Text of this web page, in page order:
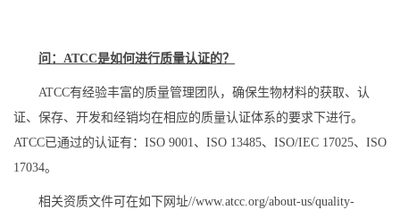
问：ATCC是如何进行质量认证的？
ATCC有经验丰富的质量管理团队，确保生物材料的获取、认
证、保存、开发和经销均在相应的质量认证体系的要求下进行。
ATCC已通过的认证有：ISO 9001、ISO 13485、ISO/IEC 17025、ISO
17034。
相关资质文件可在如下网址//www.atcc.org/about-us/quality-